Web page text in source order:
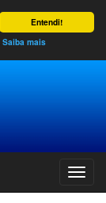
Entendi!
Saiba mais